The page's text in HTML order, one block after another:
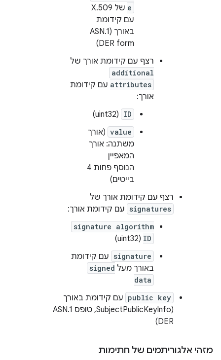
e
של X.509
עם קידומת
באורך (ASN.1
DER form)
רצף עם קידומת אורך של
additional
attributes עם קידומת
אורך:
ID
(uint32)
value (אורך
משתנה: אורך
המאפיין
הנוסף פחות 4
בייטים)
רצף עם קידומת אורך של
signatures עם קידומת אורך:
signature algorithm
ID
(uint32)
signature עם קידומת
באורך מעל signed
data
public key עם קידומת באורך
(SubjectPublicKeyInfo, טופס ASN.1
DER)
מזהי אלגוריתמים של חתימות